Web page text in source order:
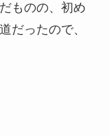
ものの、初め
だったので、